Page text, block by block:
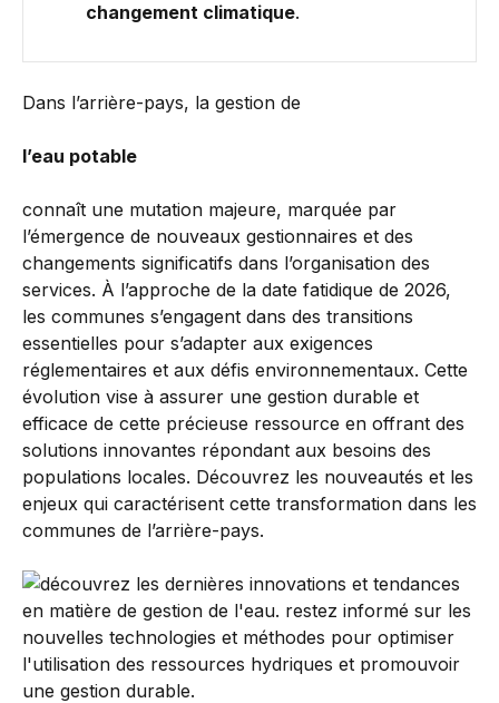
changement climatique.
Dans l’arrière-pays, la gestion de
l’eau potable
connaît une mutation majeure, marquée par
l’émergence de nouveaux gestionnaires et des
changements significatifs dans l’organisation des
services. À l’approche de la date fatidique de 2026,
les communes s’engagent dans des transitions
essentielles pour s’adapter aux exigences
réglementaires et aux défis environnementaux. Cette
évolution vise à assurer une gestion durable et
efficace de cette précieuse ressource en offrant des
solutions innovantes répondant aux besoins des
populations locales. Découvrez les nouveautés et les
enjeux qui caractérisent cette transformation dans les
communes de l’arrière-pays.